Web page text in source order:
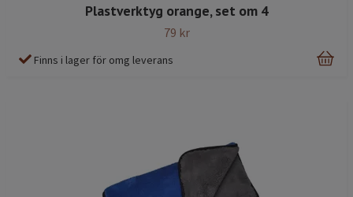
Plastverktyg orange, set om 4
79 kr
Finns i lager för omg leverans